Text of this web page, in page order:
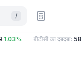
/
1.03% बीटीसी का दबदबा: